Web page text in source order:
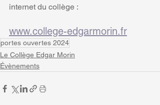
internet du collège :
www.college-edgarmorin.fr
portes ouvertes 2024
Le Collège Edgar Morin
Évènements